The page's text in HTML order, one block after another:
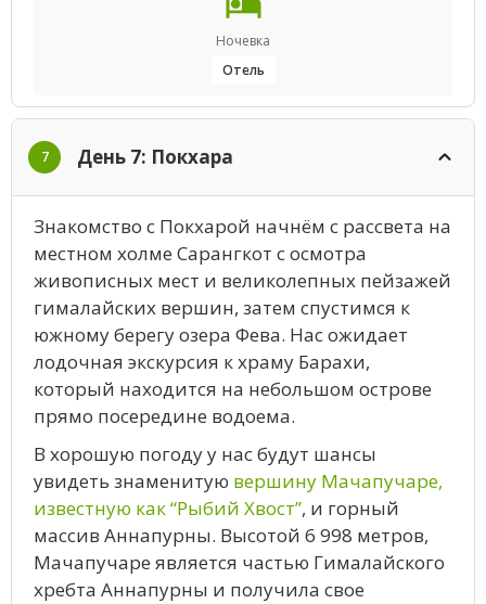
Ночевка
Отель
7 День 7: Покхара
Знакомство с Покхарой начнём с рассвета на
местном холме Сарангкот с осмотра
живописных мест и великолепных пейзажей
гималайских вершин, затем спустимся к
южному берегу озера Фева. Нас ожидает
лодочная экскурсия к храму Барахи,
который находится на небольшом острове
прямо посередине водоема.
В хорошую погоду у нас будут шансы
увидеть знаменитую вершину Мачапучаре,
известную как “Рыбий Хвост”, и горный
массив Аннапурны. Высотой 6 998 метров,
Мачапучаре является частью Гималайского
хребта Аннапурны и получила свое